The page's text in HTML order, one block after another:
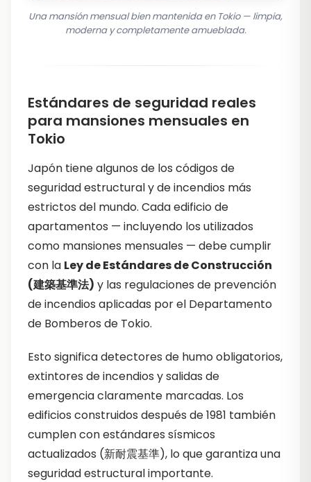
Una mansión mensual bien mantenida en Tokio — limpia,
moderna y completamente amueblada.
Estándares de seguridad reales
para mansiones mensuales en
Tokio
Japón tiene algunos de los códigos de
seguridad estructural y de incendios más
estrictos del mundo. Cada edificio de
apartamentos — incluyendo los utilizados
como mansiones mensuales — debe cumplir
con la Ley de Estándares de Construcción
(建築基準法) y las regulaciones de prevención
de incendios aplicadas por el Departamento
de Bomberos de Tokio.
Esto significa detectores de humo obligatorios,
extintores de incendios y salidas de
emergencia claramente marcadas. Los
edificios construidos después de 1981 también
cumplen con estándares sísmicos
actualizados (新耐震基準), lo que garantiza una
seguridad estructural importante.